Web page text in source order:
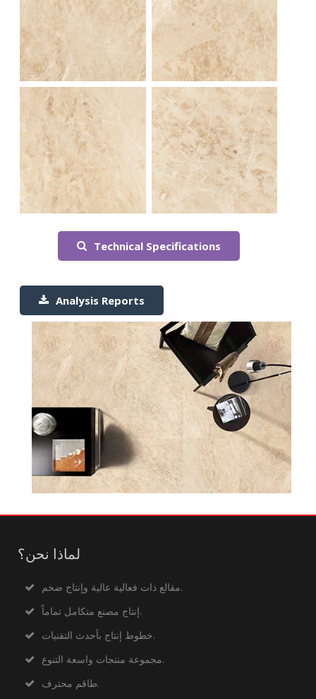
Technical Specifications
Analysis Reports
لماذا نحن؟
مقالع ذات فعالية عالية وإنتاج ضخم.
إنتاج مصنع متكامل تماماً.
خطوط إنتاج بأحدث التقنيات.
مجموعة منتجات واسعة التنوع.
طاقم محترف.